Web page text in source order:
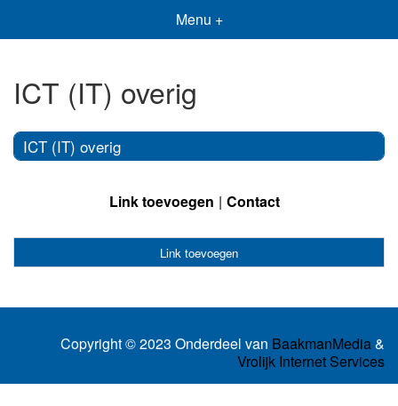
Menu +
ICT (IT) overig
ICT (IT) overig
Link toevoegen Contact
Link toevoegen
Copyright © 2023 Onderdeel van BaakmanMedia&
Vrolijk Internet Services